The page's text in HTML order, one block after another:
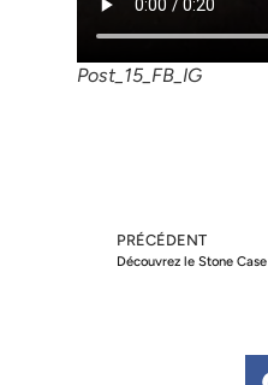
Post_15_FB_IG
PRÉCÉDENT
Découvrez le Stone Case